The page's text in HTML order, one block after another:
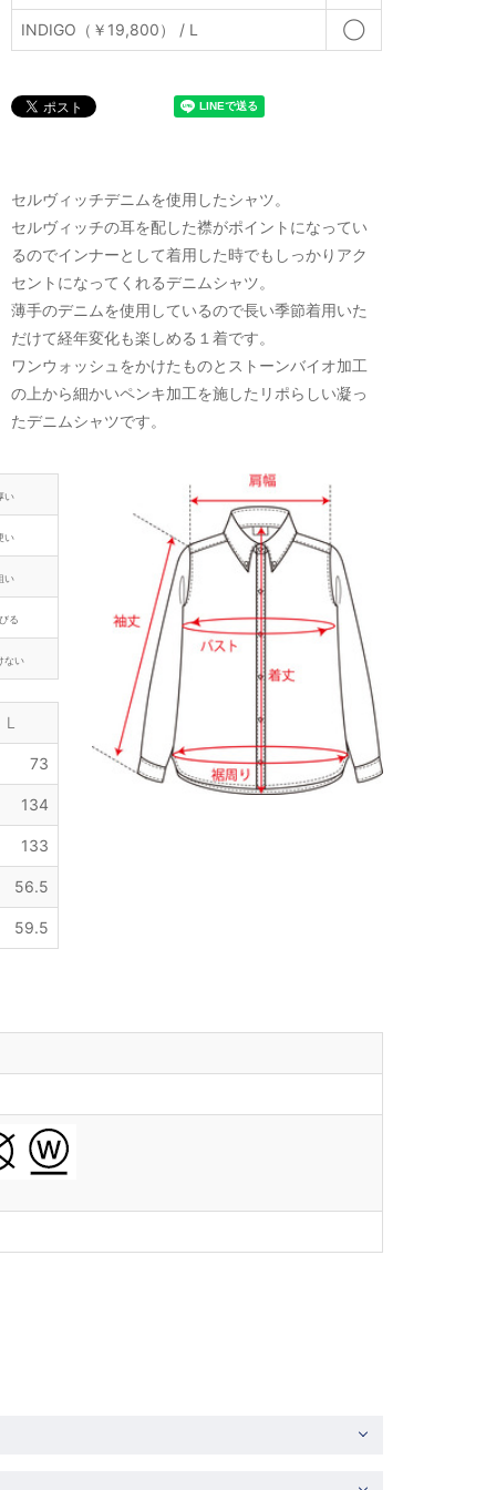
INDIGO（￥19,800） / L ◯
セルヴィッチデニムを使用したシャツ。
セルヴィッチの耳を配した襟がポイントになってい
るのでインナーとして着用した時でもしっかりアク
セントになってくれるデニムシャツ。
薄手のデニムを使用しているので長い季節着用いた
だけて経年変化も楽しめる１着です。
ワンウォッシュをかけたものとストーンバイオ加工
の上から細かいペンキ加工を施したリポらしい凝っ
たデニムシャツです。
い
い
い
る
ない
L
73
134
133
56.5
59.5